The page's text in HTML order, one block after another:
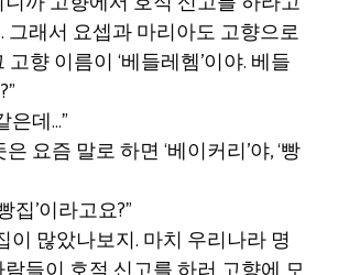
그래서 요셉과 마리아도 고향으로
향 이름이 ‘베들레헴’이야. 베들
은데…”
요즘 말로 하면 ‘베이커리’야, ‘빵
집’이라고요?”
이 많았나보지. 마치 우리나라 명